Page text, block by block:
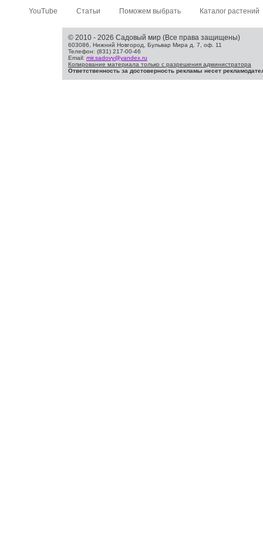
YouTube Статьи Поможем выбрать Каталог растений
© 2010 - 2026 Садовый мир (Все права защищены)
603086, Нижний Новгород, Бульвар Мира д. 7, оф. 11
Телефон: (831) 217-00-46
Email: mir.sadovy@yandex.ru
Копирование материала только с разрешения администратора
Ответственность за достоверность рекламы несет